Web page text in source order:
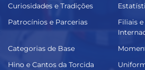
Curiosidades e Tradições
Patrocínios e Parcerias
Filiais
Categorias de Base
Hino e Cantos da Torcida